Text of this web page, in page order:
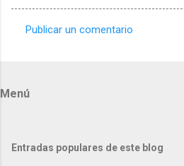
t
Publicar un comentario
Menú
Entradas populares de este blog